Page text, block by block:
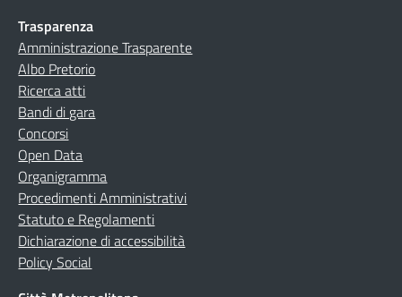
Trasparenza
Amministrazione Trasparente
Albo Pretorio
Ricerca atti
Bandi di gara
Concorsi
Open Data
Organigramma
Procedimenti Amministrativi
Statuto e Regolamenti
Dichiarazione di accessibilità
Policy Social